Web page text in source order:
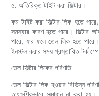
৫. অতিরিক্ত টাইট করা ফিল্টার।
কম টাইট করা ফিল্টার লিক হতে
সমস্যার কারণ হতে পারে। ফিল্টার
পারে, যার ফলে তেল লিক হতে
ইনস্টল করার সময় প্রস্তাবিত টর্ক
তেল ফিল্টার লিকের পরিণতি
তেল ফিল্টার লিক হওয়ার বিভিন্ন